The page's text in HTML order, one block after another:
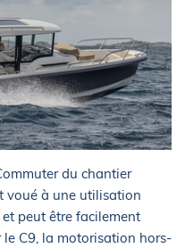
du chantier
voué à une utilisation
peut être facilement
le C9, la motorisation hors-